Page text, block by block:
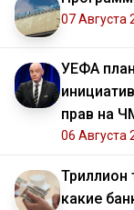
07 Августа
УЕФА
прав на
06 Августа
Триллион
какие